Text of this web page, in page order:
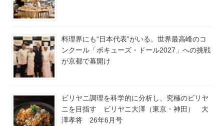
料理界にも“日本代表”がいる。世界最高峰のコ
ンクール「ボキューズ・ドール2027」への挑戦
が京都で幕開け
ビリヤニ調理を科学的に分析し、究極のビリヤ
ニを目指す ビリヤニ大澤（東京・神田） 大
澤孝将 26年6月号